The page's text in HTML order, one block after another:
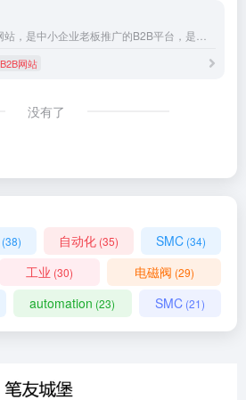
B2B网站
没有了
(38) 自动化 (35) SMC (34)
工业 (30) 电磁阀 (29)
automation (23) SMC(21)